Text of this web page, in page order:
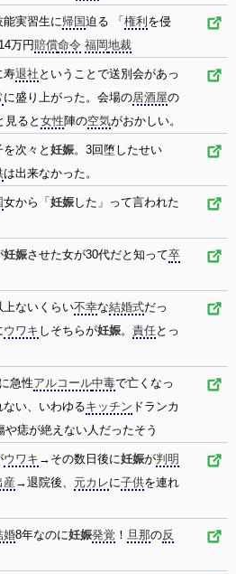
能実習生に帰国迫る 「 権利 を侵
万円賠償命令 福岡地裁
寿退社 ということで送別会があっ
に盛り上がった。会場の居酒屋の
見ると 女性陣の空気がおかしい。
次々と 妊娠。3回堕したせい
は出来なかった。
女から「 妊娠した」って言われた
妊娠させた女が30代だと知って卒
上ないくらい不幸な結婚式だっ
ウワキ しそちらが妊娠。 責任とっ
急性アルコール中毒で亡くなっ
い、いわゆるキッチン ドランカ
痣が絶えない人だったそう
ウワキ →その数日後に妊娠が判明
産 →退院後、 元カレに子供を連れ
婚8年なのに妊娠発覚 ！ 旦那の反